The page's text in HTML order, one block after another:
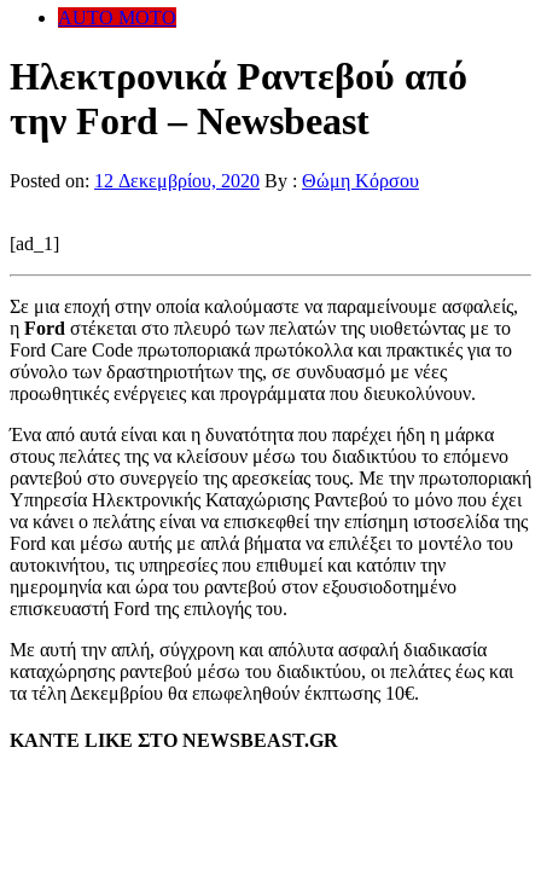
AUTO MOTO
Ηλεκτρονικά Ραντεβού από
την Ford – Newsbeast
Posted on: 12 Δεκεμβρίου, 2020 By : Θώμη Κόρσου
[ad_1]
Σε μια εποχή στην οποία καλούμαστε να παραμείνουμε ασφαλείς,
η Ford στέκεται στο πλευρό των πελατών της υιοθετώντας με το
Ford Care Code πρωτοποριακά πρωτόκολλα και πρακτικές για το
σύνολο των δραστηριοτήτων της, σε συνδυασμό με νέες
προωθητικές ενέργειες και προγράμματα που διευκολύνουν.
Ένα από αυτά είναι και η δυνατότητα που παρέχει ήδη η μάρκα
στους πελάτες της να κλείσουν μέσω του διαδικτύου το επόμενο
ραντεβού στο συνεργείο της αρεσκείας τους. Με την πρωτοποριακή
Υπηρεσία Ηλεκτρονικής Καταχώρισης Ραντεβού το μόνο που έχει
να κάνει ο πελάτης είναι να επισκεφθεί την επίσημη ιστοσελίδα της
Ford και μέσω αυτής με απλά βήματα να επιλέξει το μοντέλο του
αυτοκινήτου, τις υπηρεσίες που επιθυμεί και κατόπιν την
ημερομηνία και ώρα του ραντεβού στον εξουσιοδοτημένο
επισκευαστή Ford της επιλογής του.
Με αυτή την απλή, σύγχρονη και απόλυτα ασφαλή διαδικασία
καταχώρησης ραντεβού μέσω του διαδικτύου, οι πελάτες έως και
τα τέλη Δεκεμβρίου θα επωφεληθούν έκπτωσης 10€.
ΚΑΝΤΕ LIKE ΣΤΟ NEWSBEAST.GR